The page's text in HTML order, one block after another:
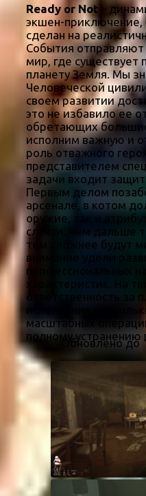
Ready or Not –
экшен-приключение,
сделан на
События
мир, где существует
планету Земля. Мы
Человеческой
своем развитии
это не избавило ее
обретающих
исполним важную и
роль отважного
представителем
задачи входит
Первым делом
арсенале, в котом
оружие, так и
случаи. Чем дальше
тем сложнее будут
внимание удели
профессиональных
характеристик. На
ответственность за
исполнение
масштабных
полному устранению
Обновлено до